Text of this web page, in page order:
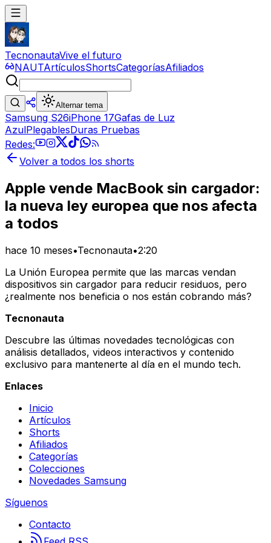
TecnonautaVive el futuro
NAUTArtículosShortsCategoríasAfiliados
Alternar tema
Samsung S26iPhone 17Gafas de Luz
AzulPlegablesDuras Pruebas
Redes:
Volver a todos los shorts
Apple vende MacBook sin cargador:
la nueva ley europea que nos afecta
a todos
hace 10 meses•Tecnonauta•2:20
La Unión Europea permite que las marcas vendan
dispositivos sin cargador para reducir residuos, pero
¿realmente nos beneficia o nos están cobrando más?
Tecnonauta
Descubre las últimas novedades tecnológicas con
análisis detallados, videos interactivos y contenido
exclusivo para mantenerte al día en el mundo tech.
Enlaces
Inicio
Artículos
Shorts
Afiliados
Categorías
Colecciones
Novedades Samsung
Síguenos
Contacto